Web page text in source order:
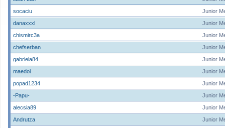
Junior
socaciu
Junior
danaxxxl
Junior
chismirc3a
Junior
chefserban
Junior
gabriela84
Junior
maedoi
Junior
popad1234
Junior
-Papu-
Junior
alecsia89
Junior
Andrutza